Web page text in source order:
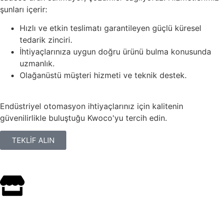
şunları içerir:
Hızlı ve etkin teslimatı garantileyen güçlü küresel
tedarik zinciri.
İhtiyaçlarınıza uygun doğru ürünü bulma konusunda
uzmanlık.
Olağanüstü müşteri hizmeti ve teknik destek.
Endüstriyel otomasyon ihtiyaçlarınız için kalitenin
güvenilirlikle buluştuğu Kwoco'yu tercih edin.
TEKLİF ALIN